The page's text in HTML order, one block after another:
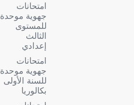
امتحانات
جهوية موحدة
للمستوى
الثالث
إعدادي
امتحانات
جهوية موحدة
للسنة الأولى
بكالوريا